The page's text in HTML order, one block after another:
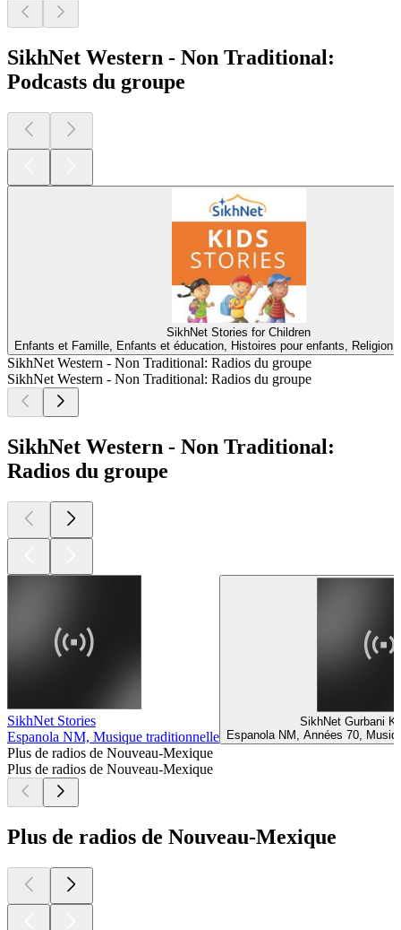
SikhNet Western - Non Traditional:
Podcasts du groupe
SikhNet Stories for Children
Enfants et Famille, Enfants et éducation, Histoires pour enfants, Religion
SikhNet Western - Non Traditional: Radios du groupe
SikhNet Western - Non Traditional: Radios du groupe
SikhNet Western - Non Traditional:
Radios du groupe
SikhNet Stories
Espanola NM, Musique traditionnelle
SikhNet Gurbani
Espanola NM, Années 70,
Plus de radios de Nouveau-Mexique
Plus de radios de Nouveau-Mexique
Plus de radios de Nouveau-Mexique